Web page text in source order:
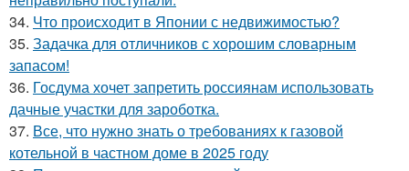
34. Что происходит в Японии с недвижимостью?
35. Задачка для отличников с хорошим словарным
запасом!
36. Госдума хочет запретить россиянам использовать
дачные участки для зароботка.
37. Все, что нужно знать о требованиях к газовой
котельной в частном доме в 2025 году